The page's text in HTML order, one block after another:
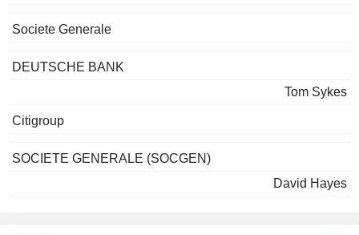
Societe Generale
DEUTSCHE BANK
Tom Sykes
Citigroup
SOCIETE GENERALE (SOCGEN)
David Hayes